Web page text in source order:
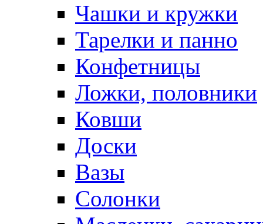
Чашки и кружки
Тарелки и панно
Конфетницы
Ложки, половники
Ковши
Доски
Вазы
Солонки